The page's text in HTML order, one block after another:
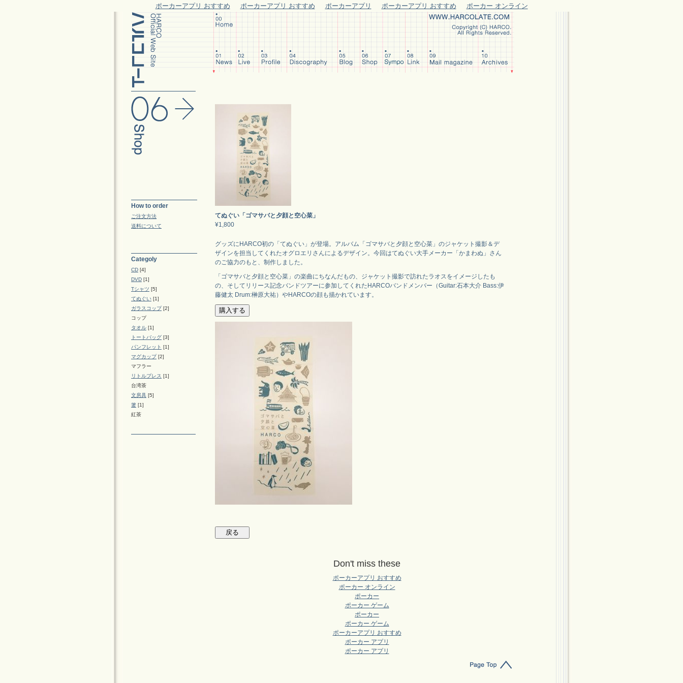
ポーカーアプリ おすすめ ポーカーアプリ おすすめ ポーカーアプリ ポーカーアプリ おすすめ ポーカー オンライン
How to order
ご注文方法
送料について
Categoly
CD [4]
DVD [1]
Tシャツ [5]
てぬぐい [1]
ガラスコップ[2]
コップ
タオル [1]
トートバッグ [3]
パンフレット [1]
マグカップ[2]
マフラー
リトルプレス [1]
台湾茶
文房具 [5]
箸 [1]
紅茶
てぬぐい「ゴマサバと夕顔と空心菜」
¥1,800
グッズにHARCO初の「てぬぐい」が登場。アルバム「ゴマサバと夕顔と空心菜」のジャケット撮影＆デ
ザインを担当してくれたオグロエリさんによるデザイン。今回はてぬぐい大手メーカー「かまわぬ」さん
のご協力のもと、制作しました。
「ゴマサバと夕顔と空心菜」の楽曲にちなんだもの、ジャケット撮影で訪れたラオスをイメージしたも
の、そしてリリース記念バンドツアーに参加してくれたHARCOバンドメンバー（Guitar:石本大介 Bass:伊
藤健太 Drum:榊原大祐）やHARCOの顔も描かれています。
Don't miss these
ポーカーアプリ おすすめ
ポーカー オンライン
ポーカー
ポーカー ゲーム
ポーカー
ポーカー ゲーム
ポーカーアプリ おすすめ
ポーカー アプリ
ポーカー アプリ